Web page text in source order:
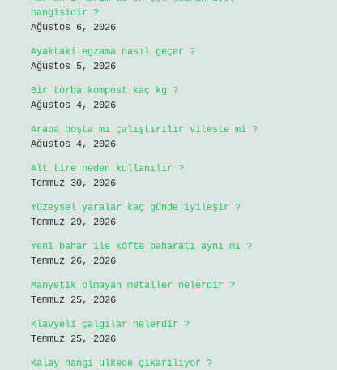
hangisidir ?
Ağustos 6, 2026
Ayaktaki egzama nasıl geçer ?
Ağustos 5, 2026
Bir torba kompost kaç kg ?
Ağustos 4, 2026
Araba boşta mı çalıştırılır viteste mi ?
Ağustos 4, 2026
Alt tire neden kullanılır ?
Temmuz 30, 2026
Yüzeysel yaralar kaç günde iyileşir ?
Temmuz 29, 2026
Yeni bahar ile köfte baharatı aynı mı ?
Temmuz 26, 2026
Manyetik olmayan metaller nelerdir ?
Temmuz 25, 2026
Klavyeli çalgılar nelerdir ?
Temmuz 25, 2026
Kalay hangi ülkede çıkarılıyor ?